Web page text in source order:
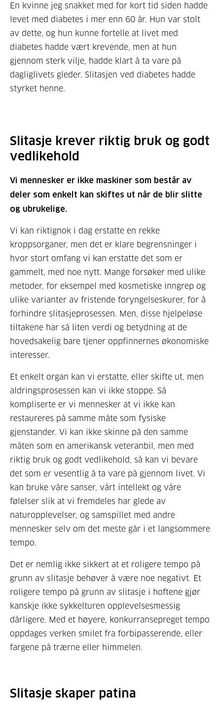
En kvinne jeg snakket med for kort tid siden hadde
levet med diabetes i mer enn 60 år. Hun var stolt
av dette, og hun kunne fortelle at livet med
diabetes hadde vært krevende, men at hun
gjennom sterk vilje, hadde klart å ta vare på
dagliglivets gleder. Slitasjen ved diabetes hadde
styrket henne.
Slitasje krever riktig bruk og godt
vedlikehold
Vi mennesker er ikke maskiner som består av
deler som enkelt kan skiftes ut når de blir slitte
og ubrukelige.
Vi kan riktignok i dag erstatte en rekke
kroppsorganer, men det er klare begrensninger i
hvor stort omfang vi kan erstatte det som er
gammelt, med noe nytt. Mange forsøker med ulike
metoder, for eksempel med kosmetiske inngrep og
ulike varianter av fristende foryngelseskurer, for å
forhindre slitasjeprosessen. Men, disse hjelpeløse
tiltakene har så liten verdi og betydning at de
hovedsakelig bare tjener oppfinnernes økonomiske
interesser.
Et enkelt organ kan vi erstatte, eller skifte ut, men
aldringsprosessen kan vi ikke stoppe. Så
kompliserte er vi mennesker at vi ikke kan
restaureres på samme måte som fysiske
gjenstander. Vi kan ikke skinne på den samme
måten som en amerikansk veteranbil, men med
riktig bruk og godt vedlikehold, så kan vi bevare
det som er vesentlig å ta vare på gjennom livet. Vi
kan bruke våre sanser, vårt intellekt og våre
følelser slik at vi fremdeles har glede av
naturopplevelser, og samspillet med andre
mennesker selv om det meste går i et langsommere
tempo.
Det er nemlig ikke sikkert at et roligere tempo på
grunn av slitasje behøver å være noe negativt. Et
roligere tempo på grunn av slitasje i hoftene gjør
kanskje ikke sykkelturen opplevelsesmessig
dårligere. Med et høyere, konkurransepreget tempo
oppdages verken smilet fra forbipasserende, eller
fargene på trærne eller himmelen.
Slitasje skaper patina